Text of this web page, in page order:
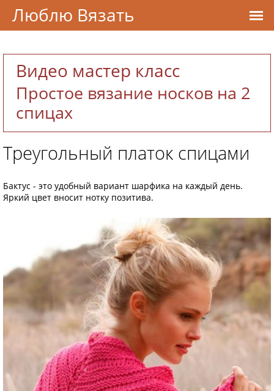
Видео мастер класс
Простое вязание носков на 2
спицах
Треугольный платок спицами
Бактус - это удобный вариант шарфика на каждый день.
Яркий цвет вносит нотку позитива.
Люблю Вязать